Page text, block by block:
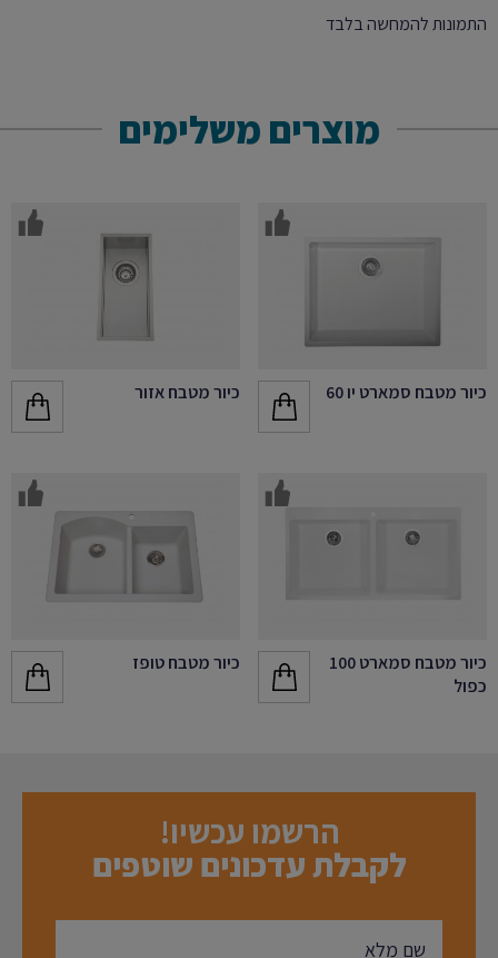
התמונות להמחשה בלבד
מוצרים משלימים
כיור מטבח סמארט יו 60 כיור מטבח אזור
כיור מטבח סמארט 100
כפול
כיור מטבח טופז
הרשמו עכשיו!
לקבלת עדכונים שוטפים